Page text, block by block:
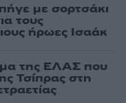
με σορτσάκι
τους
ήρωες Ισαάκ
της ΕΛΑΣ που
Τσίπρας στη